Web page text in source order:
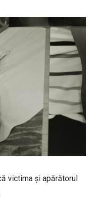
victima și apărătorul